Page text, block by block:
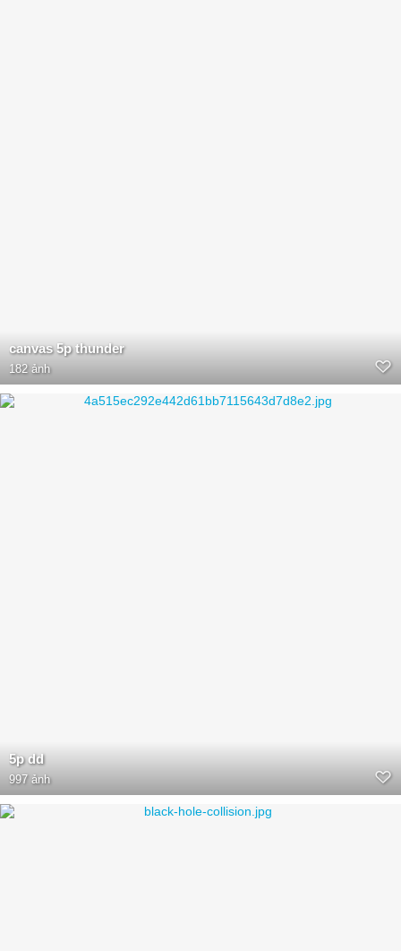
canvas 5p thunder
182 ảnh
5p dd
997 ảnh